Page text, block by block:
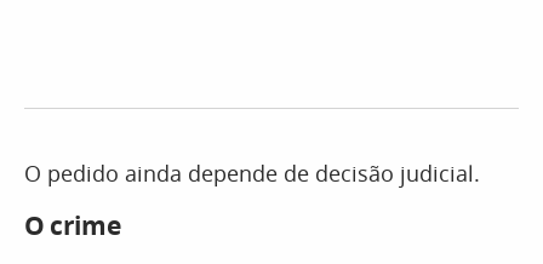
O pedido ainda depende de decisão judicial.
O crime